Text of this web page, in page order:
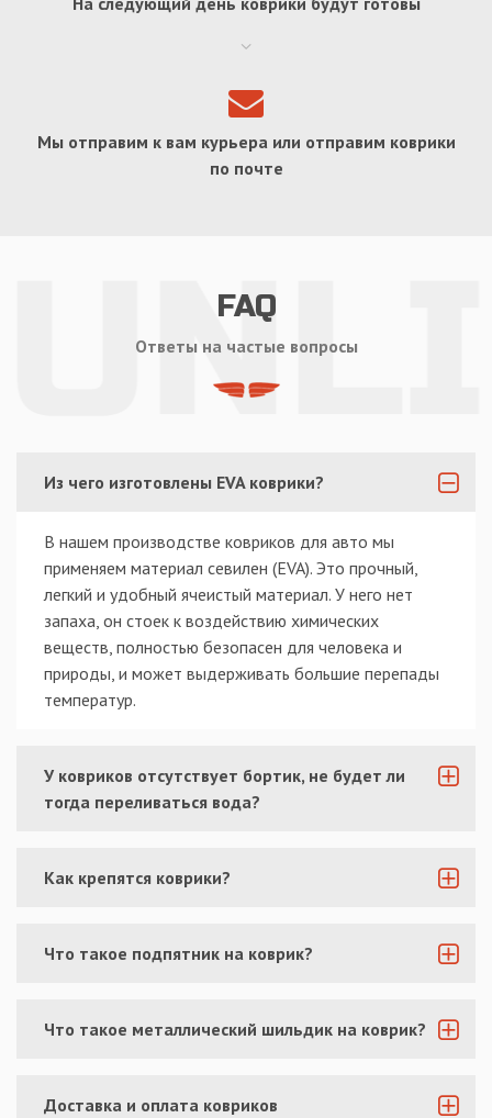
Мы отправим к вам курьера или отправим коврики
по почте
FAQ
Ответы на частые вопросы
Из чего изготовлены EVA коврики?
В нашем производстве ковриков для авто мы
применяем материал севилен (EVA). Это прочный,
легкий и удобный ячеистый материал. У него нет
запаха, он стоек к воздействию химических
веществ, полностью безопасен для человека и
природы, и может выдерживать большие перепады
температур.
У ковриков отсутствует бортик, не будет ли
тогда переливаться вода?
Как крепятся коврики?
Что такое подпятник на коврик?
Что такое металлический шильдик на коврик?
Доставка и оплата ковриков